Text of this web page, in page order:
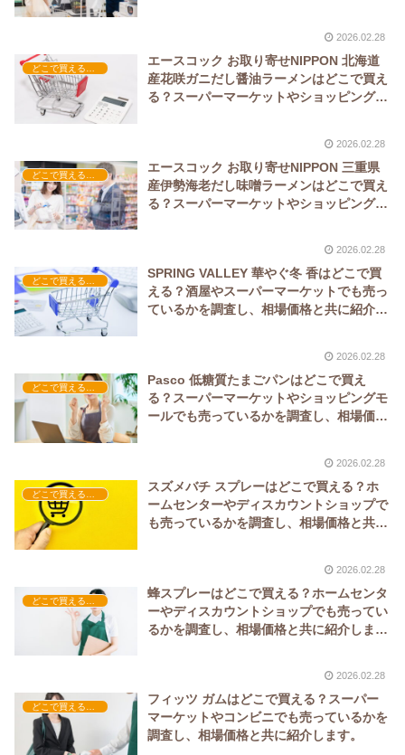
2026.02.28
エースコック お取り寄せNIPPON 北海道
産花咲ガニだし醤油ラーメンはどこで買え
る？スーパーマーケットやショッピングモ
2026.02.28
エースコック お取り寄せNIPPON 三重県
産伊勢海老だし味噌ラーメンはどこで買え
る？スーパーマーケットやショッピングモ
2026.02.28
どこで買える？-飲料・酒・ジュース
SPRING VALLEY 華やぐ冬 香はどこで買
える？酒屋やスーパーマーケットでも売っ
ているかを調査し、相場価格と共に紹介し
2026.02.28
Pasco 低糖質たまごパンはどこで買え
る？スーパーマーケットやショッピングモ
ールでも売っているかを調査し、相場価格
2026.02.28
スズメバチ スプレーはどこで買える？ホ
ームセンターやディスカウントショップで
も売っているかを調査し、相場価格と共に
2026.02.28
蜂スプレーはどこで買える？ホームセンタ
ーやディスカウントショップでも売ってい
るかを調査し、相場価格と共に紹介しま
2026.02.28
どこで買える？-お菓子・スイーツ・アイス
フィッツ ガムはどこで買える？スーパー
マーケットやコンビニでも売っているかを
調査し、相場価格と共に紹介します。